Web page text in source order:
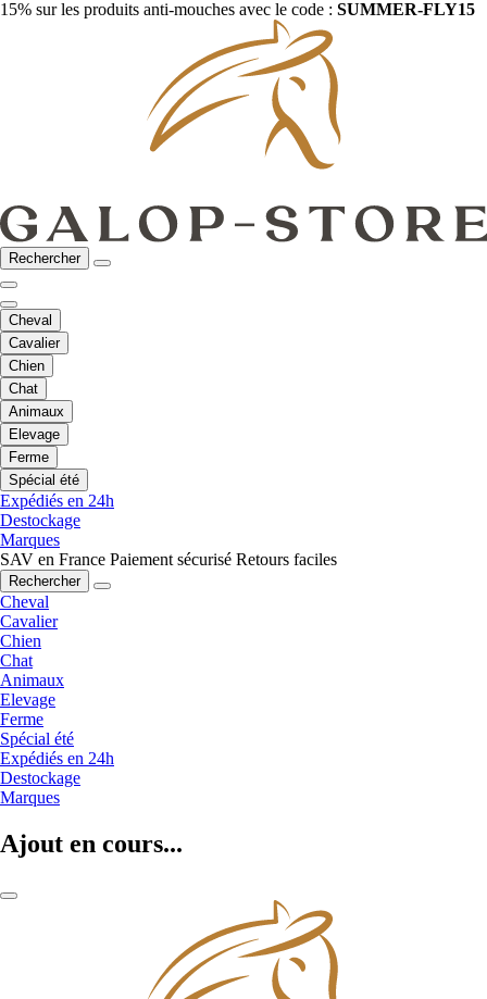
15% sur les produits anti-mouches avec le code : SUMMER-FLY15
Rechercher
Cheval
Cavalier
Chien
Chat
Animaux
Elevage
Ferme
Spécial été
Expédiés en 24h
Destockage
Marques
SAV en France Paiement sécurisé Retours faciles
Rechercher
Cheval
Cavalier
Chien
Chat
Animaux
Elevage
Ferme
Spécial été
Expédiés en 24h
Destockage
Marques
Ajout en cours...